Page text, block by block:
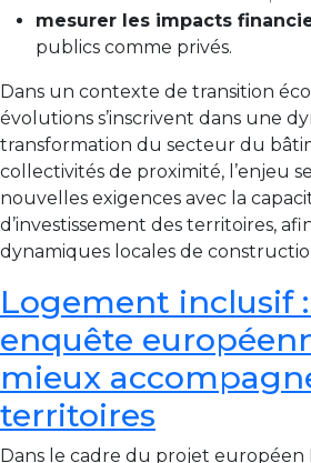
mesurer les impacts
publics comme privés.
Dans un contexte de transition
évolutions s’inscrivent dans une
transformation du secteur du
collectivités de proximité, l’enjeu
nouvelles exigences avec la
d’investissement des territoires,
dynamiques locales de
Logement inclusif
enquête
mieux
territoires
Dans le cadre du projet européen